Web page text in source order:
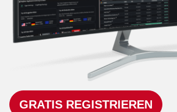
GRATIS REGISTRIEREN